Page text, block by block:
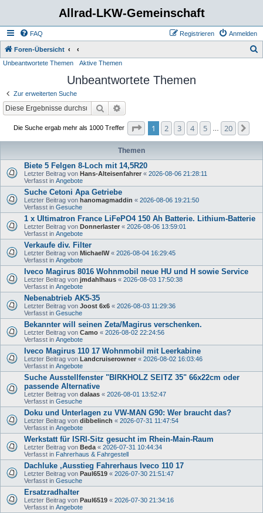
Allrad-LKW-Gemeinschaft
FAQ Anmelden
Registrieren
Foren-Übersicht
Unbeantwortete Themen Aktive Themen
Unbeantwortete Themen
Zur erweiterten Suche
Suche
Die Suche ergab mehr als 1000 Treffer Seite von
1 2 3 4 5 20
Themen
Biete 5 Felgen 8-Loch mit 14,5R20
Letzter Beitrag von Hans-Alteisenfahrer « 2026-08-06 21:28:11
Verfasst in Angebote
Suche Cetoni Apa Getriebe
Letzter Beitrag von hanomagmaddin « 2026-08-06 19:21:50
Verfasst in Gesuche
1 x Ultimatron France LiFePO4 150 Ah Batterie. Lithium-Batterie
Letzter Beitrag von Donnerlaster « 2026-08-06 13:59:01
Verfasst in Angebote
Verkaufe div. Filter
Letzter Beitrag von MichaelW« 2026-08-04 16:29:45
Verfasst in Angebote
Iveco Magirus 8016 Wohnmobil neue HU und H sowie Service
Letzter Beitrag von jmdahlhaus « 2026-08-03 17:50:38
Verfasst in Angebote
Nebenabtrieb AK5-35
Letzter Beitrag von Joost 6x6 « 2026-08-03 11:29:36
Verfasst in Gesuche
Bekannter will seinen Zeta/Magirus verschenken.
Letzter Beitrag von Camo « 2026-08-02 22:24:56
Verfasst in Angebote
Iveco Magirus 110 17 Wohnmobil mit Leerkabine
Letzter Beitrag von Landcruiserowner « 2026-08-02 16:03:46
Verfasst in Angebote
Suche Ausstellfenster "BIRKHOLZ SEITZ 35" 66x22cm oder
passende Alternative
Letzter Beitrag von dalaas « 2026-08-01 13:52:47
Verfasst in Gesuche
Doku und Unterlagen zu VW-MAN G90: Wer braucht das?
Letzter Beitrag von dibbelinch « 2026-07-31 11:47:54
Verfasst in Angebote
Werkstatt für ISRI-Sitz gesucht im Rhein-Main-Raum
Letzter Beitrag von Beda « 2026-07-31 10:44:34
Verfasst in Fahrerhaus & Fahrgestell
Dachluke ,Ausstieg Fahrerhaus Iveco 110 17
Letzter Beitrag von Paul6519 « 2026-07-30 21:51:47
Verfasst in Gesuche
Ersatzradhalter
Letzter Beitrag von Paul6519 « 2026-07-30 21:34:16
Verfasst in Angebote